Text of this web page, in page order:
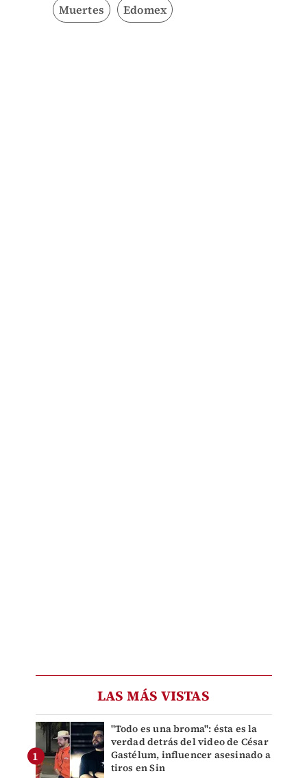
Muertes Edomex
LAS MÁS VISTAS
"Todo es una broma": ésta es la
verdad detrás del video de César
Gastélum, influencer asesinado a
tiros en Sin